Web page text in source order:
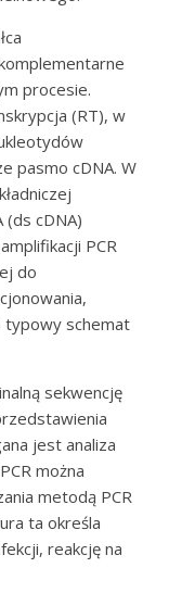
procesie.
(RT), w
pasmo cDNA. W
cDNA)
PCR
do
typowy schemat
sekwencję
jest analiza
można
metodą PCR
ta określa
reakcję na